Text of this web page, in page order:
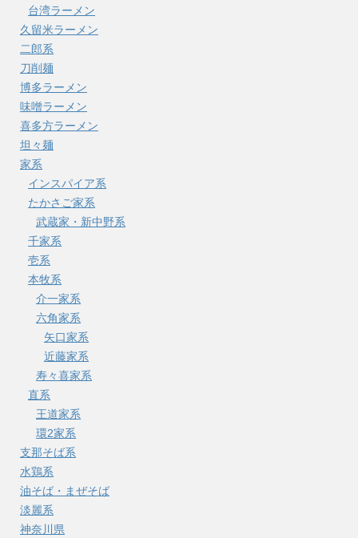
台湾ラーメン
久留米ラーメン
二郎系
刀削麺
博多ラーメン
味噌ラーメン
喜多方ラーメン
坦々麺
家系
インスパイア系
たかさご家系
武蔵家・新中野系
千家系
壱系
本牧系
介一家系
六角家系
矢口家系
近藤家系
寿々喜家系
直系
王道家系
環2家系
支那そば系
水鶏系
油そば・まぜそば
淡麗系
神奈川県